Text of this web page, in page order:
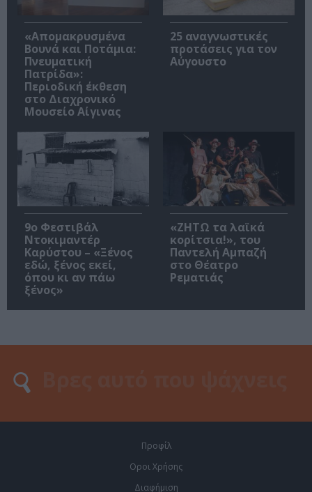
«Απομακρυσμένα
Βουνά και Ποτάμια:
Πνευματική
Πατρίδα»:
Περιοδική έκθεση
στο Διαχρονικό
Μουσείο Αίγινας
25 αναγνωστικές
προτάσεις για τον
Αύγουστο
9ο Φεστιβάλ
Ντοκιμαντέρ
Καρύστου – «Ξένος
εδώ, ξένος εκεί,
όπου κι αν πάω
ξένος»
«ΖΗΤΩ τα λαϊκά
κορίτσια!», του
Παντελή Αμπαζή
στο Θέατρο
Ρεματιάς
Προφίλ
Οροι Χρήσης
Διαφήμιση